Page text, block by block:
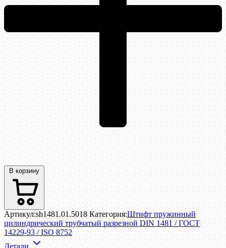
В корзину
Артикул:sh1481.01.5018 Категория:Штифт пружинный
цилиндрический трубчатый разрезной DIN 1481 / ГОСТ
14229-93 / ISO 8752